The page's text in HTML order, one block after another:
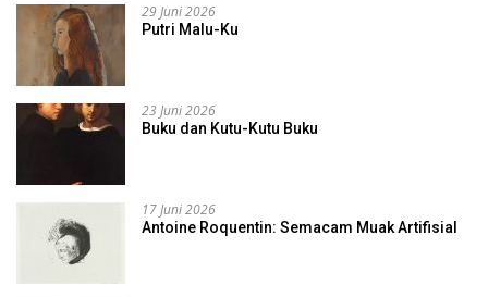
29 Juni 2026
Putri Malu-Ku
23 Juni 2026
Buku dan Kutu-Kutu Buku
17 Juni 2026
Antoine Roquentin: Semacam Muak Artifisial